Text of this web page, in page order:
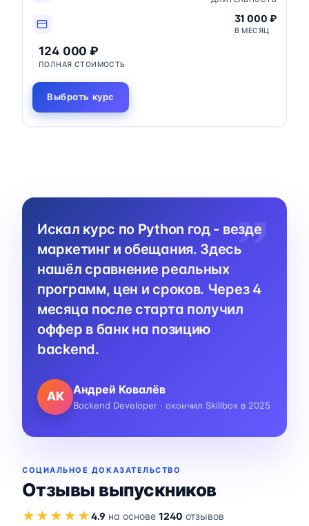
31 000 ₽
В МЕСЯЦ
124 000 ₽
ПОЛНАЯ СТОИМОСТЬ
Выбрать курс
Искал курс по Python год - везде
маркетинг и обещания. Здесь
нашёл сравнение реальных
программ, цен и сроков. Через 4
месяца после старта получил
оффер в банк на позицию
backend.
АК Андрей Ковалёв
Backend Developer · окончил Skillbox в 2025
СОЦИАЛЬНОЕ ДОКАЗАТЕЛЬСТВО
Отзывы выпускников
★★★★★4.9 на основе 1240 отзывов